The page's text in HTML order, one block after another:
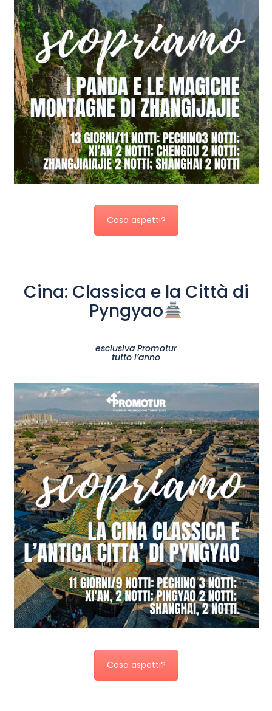
Cosa aspetti?
Cina: Classica e la Città di
Pyngyao
esclusiva Promotur
tutto l’anno
Cosa aspetti?